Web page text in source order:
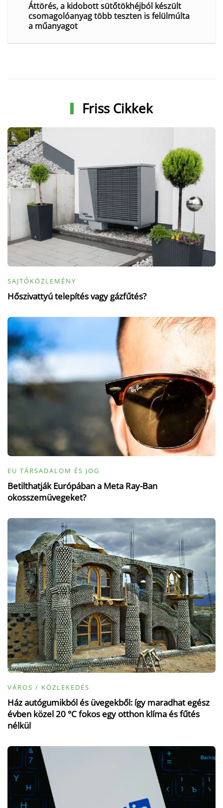
Áttörés, a kidobott sütőtökhéjból készült
csomagolóanyag több teszten is felülmúlta
a műanyagot
Friss Cikkek
SAJTÓKÖZLEMÉNY
Hőszivattyú telepítés vagy gázfűtés?
EU TÁRSADALOM ÉS JOG
Betilthatják Európában a Meta Ray-Ban
okosszemüvegeket?
VÁROS / KÖZLEKEDÉS
Ház autógumikból és üvegekből: így maradhat egész
évben közel 20 °C fokos egy otthon klíma és fűtés
nélkül